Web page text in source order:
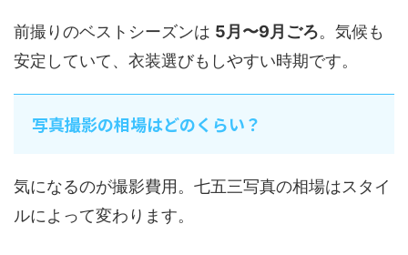
前撮りのベストシーズンは 5月〜9月ごろ。気候も
安定していて、衣装選びもしやすい時期です。
写真撮影の相場はどのくらい？
気になるのが撮影費用。七五三写真の相場はスタイ
ルによって変わります。